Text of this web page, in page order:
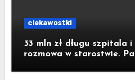
ciekawostki
33 mln zł długu szpitala i
rozmowa w starostwie.
nagranie